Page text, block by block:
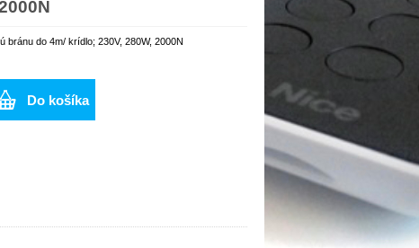
bránu do 4m/ krídlo; 230V, 280W, 2000N
Do košíka